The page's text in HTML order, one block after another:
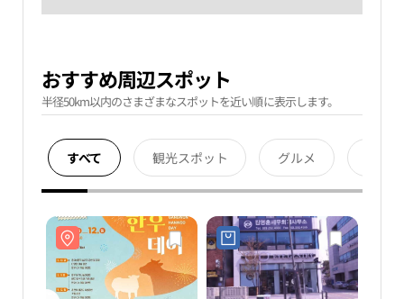
おすすめ周辺スポット
半径50km以内のさまざまなスポットを近い順に表示します。
すべて 観光スポット グルメ